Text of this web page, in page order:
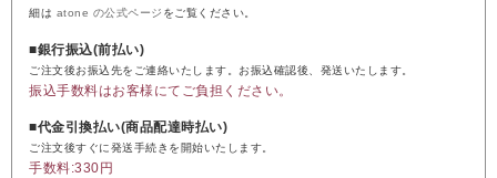
細は atone の公式ページ をご覧ください。
■銀行振込(前払い)
ご注文後お振込先をご連絡いたします。お振込確認後、発送いたします。
振込手数料はお客様にてご負担ください。
■代金引換払い(商品配達時払い)
ご注文後すぐに発送手続きを開始いたします。
手数料:330円